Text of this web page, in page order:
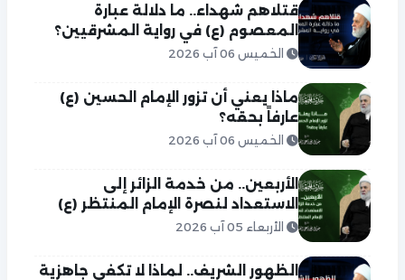
قتلاهم شهداء.. ما دلالة عبارة
المعصوم (ع) في رواية المشرقيين؟
الخميس 06 آب 2026
ماذا يعني أن تزور الإمام الحسين (ع)
عارفاً بحقه؟
الخميس 06 آب 2026
الأربعين.. من خدمة الزائر إلى
الاستعداد لنصرة الإمام المنتظر (ع)
الأربعاء 05 آب 2026
الظهور الشريف.. لماذا لا تكفي جاهزية